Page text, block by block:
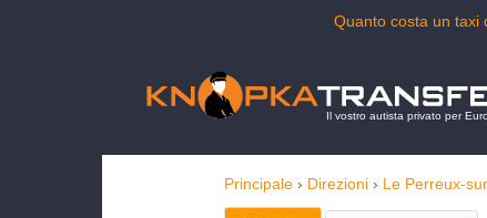
Quanto costa un taxi
Il vostro autista privato per
Principale › Direzioni › Le Perreux-